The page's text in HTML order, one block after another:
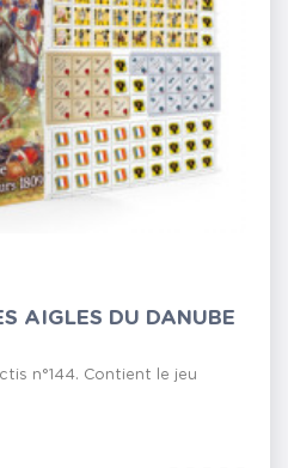
AIGLES DU DANUBE
n°144. Contient le jeu